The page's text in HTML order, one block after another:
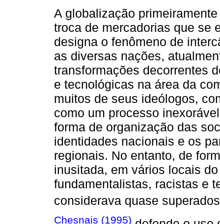
A globalização
troca de mercadorias que se
designa o fenômeno de
as diversas nações,
transformações decorrentes
e tecnológicas na área da
muitos de seus ideólogos,
como um processo
forma de organização das
identidades nacionais e os
regionais. No entanto, de
inusitada, em vários locais
fundamentalistas, racistas e
considerava quase
Chesnais (1995)